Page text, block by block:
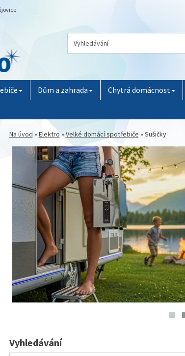
Dům a zahrada Chytrá domácnost
Na úvod » Elektro» Velké domácí spotřebiče » Sušičky
Vyhledávání